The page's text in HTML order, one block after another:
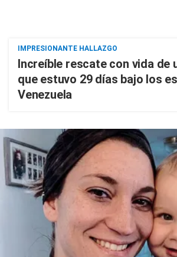
IMPRESIONANTE HALLAZGO
Increíble rescate con vida de
que estuvo 29 días bajo los
Venezuela